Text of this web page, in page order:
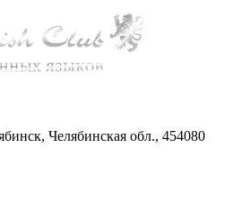
Челябинская обл., 454080